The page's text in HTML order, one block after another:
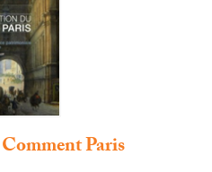
Comment Paris